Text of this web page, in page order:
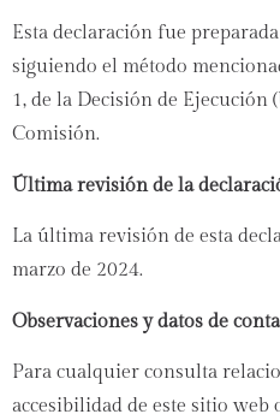
Esta declaración fue
siguiendo el método
1, de la Decisión de Ejecución
Comisión.
Última revisión de la
La última revisión de esta
marzo de 2024.
Observaciones y datos de
Para cualquier consulta
accesibilidad de este sitio